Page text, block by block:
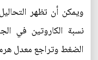
ويمكن أن تظهر
نسبة الكاروتين في
الضغط وتراجع معدل